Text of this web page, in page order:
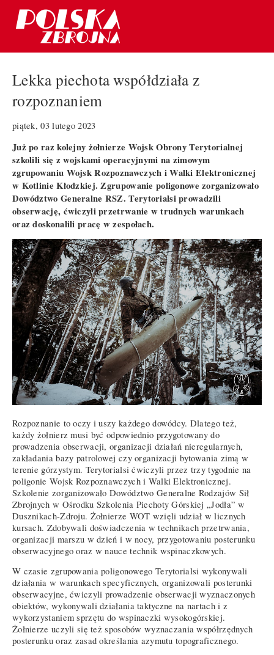
Lekka piechota współdziała z
rozpoznaniem
piątek, 03 lutego 2023
Już po raz kolejny żołnierze Wojsk Obrony Terytorialnej
szkolili się z wojskami operacyjnymi na zimowym
zgrupowaniu Wojsk Rozpoznawczych i Walki Elektronicznej
w Kotlinie Kłodzkiej. Zgrupowanie poligonowe zorganizowało
Dowództwo Generalne RSZ. Terytorialsi prowadzili
obserwację, ćwiczyli przetrwanie w trudnych warunkach
oraz doskonalili pracę w zespołach.
Rozpoznanie to oczy i uszy każdego dowódcy. Dlatego też,
każdy żołnierz musi być odpowiednio przygotowany do
prowadzenia obserwacji, organizacji działań nieregularnych,
zakładania bazy patrolowej czy organizacji bytowania zimą w
terenie górzystym. Terytorialsi ćwiczyli przez trzy tygodnie na
poligonie Wojsk Rozpoznawczych i Walki Elektronicznej.
Szkolenie zorganizowało Dowództwo Generalne Rodzajów Sił
Zbrojnych w Ośrodku Szkolenia Piechoty Górskiej „Jodła” w
Dusznikach-Zdroju. Żołnierze WOT wzięli udział w licznych
kursach. Zdobywali doświadczenia w technikach przetrwania,
organizacji marszu w dzień i w nocy, przygotowaniu posterunku
obserwacyjnego oraz w nauce technik wspinaczkowych.
W czasie zgrupowania poligonowego Terytorialsi wykonywali
działania w warunkach specyficznych, organizowali posterunki
obserwacyjne, ćwiczyli prowadzenie obserwacji wyznaczonych
obiektów, wykonywali działania taktyczne na nartach i z
wykorzystaniem sprzętu do wspinaczki wysokogórskiej.
Żołnierze uczyli się też sposobów wyznaczania współrzędnych
posterunku oraz zasad określania azymutu topograficznego.